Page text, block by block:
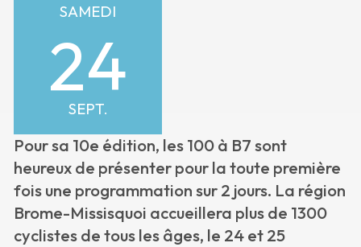
SAMEDI
24
SEPT.
Pour sa 10e édition, les 100 à B7 sont
heureux de présenter pour la toute première
fois une programmation sur 2 jours. La région
Brome-Missisquoi accueillera plus de 1300
cyclistes de tous les âges, le 24 et 25